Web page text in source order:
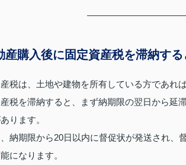
産購入後に固定資産税を滞納す
税は、土地や建物を所有している方であれ
税を滞納すると、まず納期限の翌日から延
ります。
納期限から20日以内に督促状が発送され、
になります。